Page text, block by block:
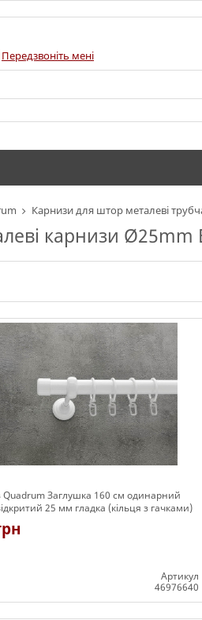
Карнизи для штор металеві
карнизи Ø25mm
Quadrum Заглушка 160 см одинарний
25 мм гладка (кільця з гачками)
Артикул
46976640
Передзвоніть мені